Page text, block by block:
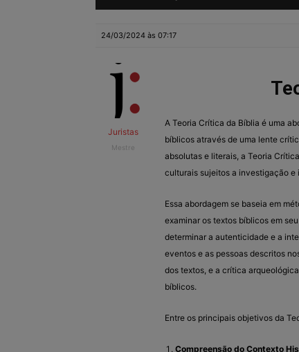
24/03/2024 às 07:17
Juristas
Mestre
A Teoria Crítica da Bíblia é uma
bíblicos através de uma lente
absolutas e literais, a Teoria
culturais sujeitos a investigação e
Essa abordagem se baseia em
examinar os textos bíblicos em
determinar a autenticidade e a
eventos e as pessoas descritos
dos textos, e a crítica
bíblicos.
Entre os principais objetivos da
Compreensão do Contexto